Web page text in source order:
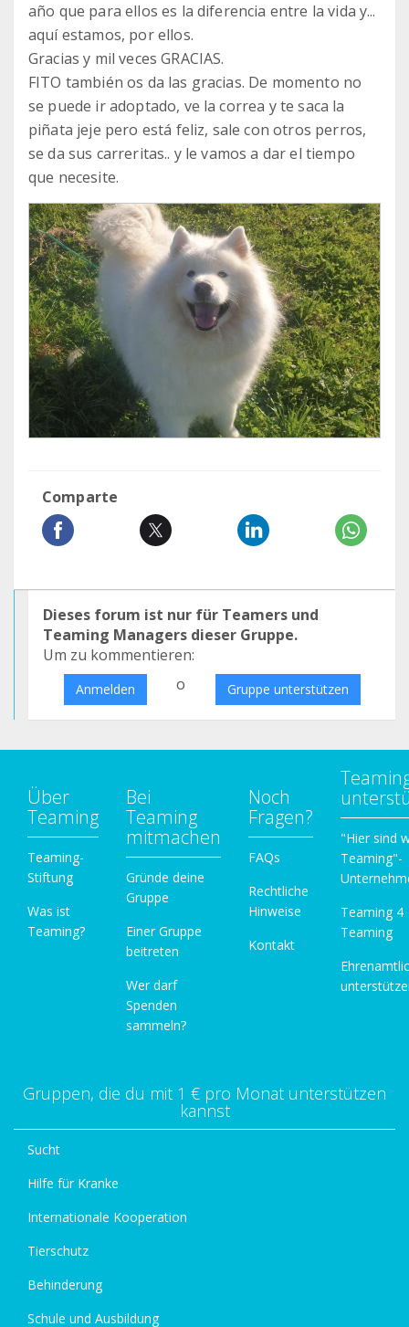
año que para ellos es la diferencia entre la vida y...
aquí estamos, por ellos.
Gracias y mil veces GRACIAS.
FITO también os da las gracias. De momento no
se puede ir adoptado, ve la correa y te saca la
piñata jeje pero está feliz, sale con otros perros,
se da sus carreritas.. y le vamos a dar el tiempo
que necesite.
Comparte
Dieses forum ist nur für Teamers und
Teaming Managers dieser Gruppe.
Um zu kommentieren:
Anmelden o Gruppe unterstützen
Über
Teaming
Teaming-
Stiftung
Was ist
Teaming?
Bei
Teaming
mitmachen
Gründe deine
Gruppe
Einer Gruppe
beitreten
Wer darf
Spenden
sammeln?
Noch
Fragen?
FAQs
Rechtliche
Hinweise
Kontakt
"Hier sind
Teaming"-
Teaming 4
Teaming
Gruppen, die du mit 1 € pro Monat unterstützen
kannst
Sucht
Hilfe für Kranke
Internationale Kooperation
Tierschutz
Behinderung
Schule und Ausbildung